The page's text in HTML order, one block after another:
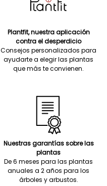
Plantfit, nuestra aplicación
contra el desperdicio
Consejos personalizados para
ayudarte a elegir las plantas
que más te convienen.
Nuestras garantías sobre las
plantas
De 6 meses para las plantas
anuales a 2 años para los
árboles y arbustos.